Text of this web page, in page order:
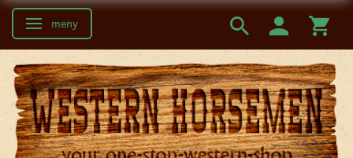
Ändra navigering
meny